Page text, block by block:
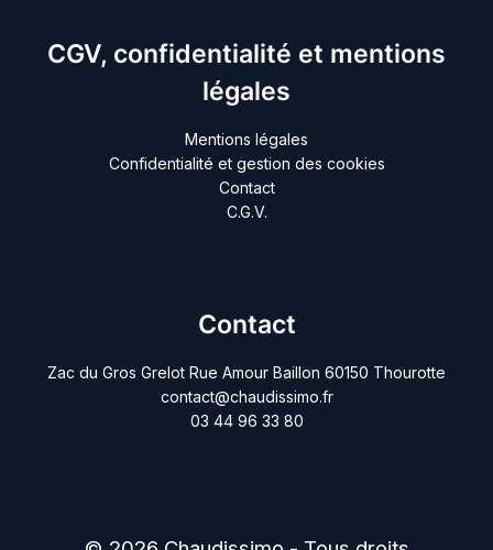
CGV, confidentialité et mentions
légales
Mentions légales
Confidentialité et gestion des cookies
Contact
C.G.V.
Contact
Zac du Gros Grelot Rue Amour Baillon 60150 Thourotte
contact@chaudissimo.fr
03 44 96 33 80